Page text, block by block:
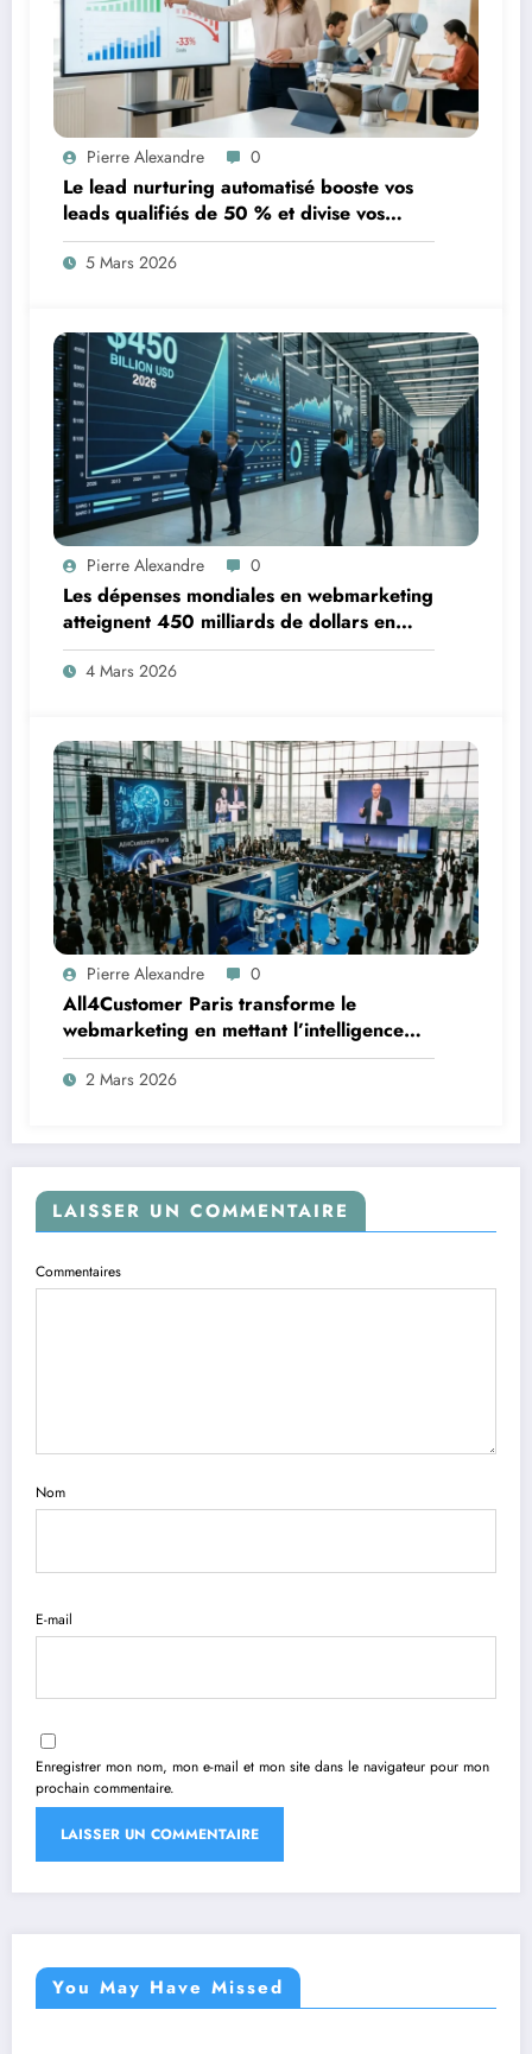
Pierre Alexandre 0
Le lead nurturing automatisé booste vos
leads qualifiés de 50 % et divise vos
coûts par trois
5 Mars 2026
Pierre Alexandre 0
Les dépenses mondiales en webmarketing
atteignent 450 milliards de dollars en
2026 et bouleversent les priorités
stratégiques des entreprises
4 Mars 2026
Pierre Alexandre 0
All4Customer Paris transforme le
webmarketing en mettant l’intelligence
artificielle au cœur de son événement du
24 au 26 mars 2026
2 Mars 2026
LAISSER UN COMMENTAIRE
Commentaires
Nom
E-mail
Enregistrer mon nom, mon e-mail et mon site dans le navigateur pour mon
prochain commentaire.
You May Have Missed